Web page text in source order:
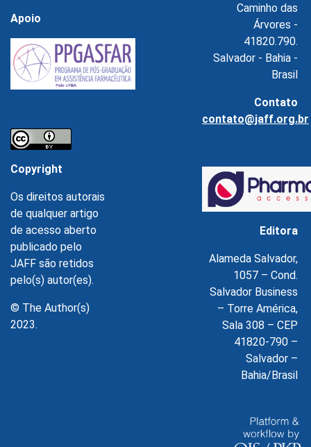
Apoio
Copyright
Os direitos autorais
de qualquer artigo
de acesso aberto
publicado pelo
JAFF são retidos
pelo(s) autor(es).
© The Author(s)
2023.
Caminho das
Árvores -
41820.790.
Salvador - Bahia -
Brasil
Contato
contato@jaff.org.br
Editora
Alameda Salvador,
1057 – Cond.
Salvador Business
– Torre América,
Sala 308 – CEP
41820-790 –
Salvador –
Bahia/Brasil